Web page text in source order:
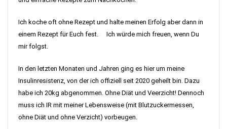
Ich koche oft ohne Rezept und halte meinen Erfolg aber dann in
einem Rezept für Euch fest. Ich würde mich freuen, wenn Du
mir folgst.
In den letzten Monaten und Jahren ging es hier um meine
Insulinresistenz, von der ich offiziell seit 2020 geheilt bin. Dazu
habe ich 20kg abgenommen. Ohne Diät und Veerzicht! Dennoch
muss ich IR mit meiner Lebensweise (mit Blutzuckermessen,
ohne Diät und ohne Verzicht) vorbeugen.